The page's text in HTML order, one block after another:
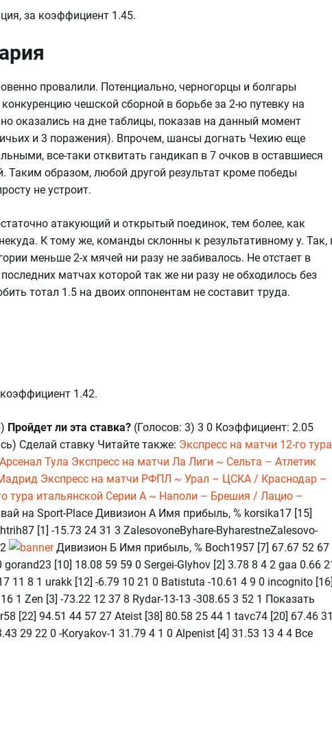
за коэффициент 1.45.
провалили. Потенциально, черногорцы и болгары
чешской сборной в борьбе за 2-ю путевку на
оказались на дне таблицы, показав на данный момент
и 3 поражения). Впрочем, шансы догнать Чехию еще
все-таки отквитать гандикап в 7 очков в оставшиеся
Таким образом, любой другой результат кроме победы
не устроит.
атакующий и открытый поединок, тем более, как
К тому же, команды склонны к результативному у. Так,
меньше 2-х мячей ни разу не забивалось. Не отстает в
матчах которой так же ни разу не обходилось без
тотал 1.5 на двоих оппонентам не составит труда.
1.42.
Пройдет ли эта ставка? (Голосов: 3) 3 0 Коэффициент: 2.05
Сделай ставку Читайте также: Экспресс на матчи 12-го тура
Тула Экспресс на матчи Ла Лиги ~ Сельта – Атлетик
Экспресс на матчи РФПЛ ~ Урал – ЦСКА / Краснодар –
тура итальянской Серии А ~ Наполи – Брешия / Лацио –
на Sport-Place Дивизион А Имя прибыль, % korsika17 [15]
[1] -15.73 24 31 3 ZalesovoneByhare-ByharestneZalesovo-
Дивизион Б Имя прибыль, % Boch1957 [7] 67.67 52 67
[10] 18.08 59 59 0 Sergei-Glyhov [2] 3.78 8 4 2 gaa 0.66
11 8 1 urakk [12] -6.79 10 21 0 Batistuta -10.61 4 9 0 incognito [16]
1 Zen [3] -73.22 12 37 8 Rydar-13-13 -308.65 3 52 1 Показать
[22] 94.51 44 57 27 Ateist [38] 80.58 25 44 1 tavc74 [20] 67.46 31
29 22 0 -Koryakov-1 31.79 4 1 0 Alpenist [4] 31.53 13 4 4 Все